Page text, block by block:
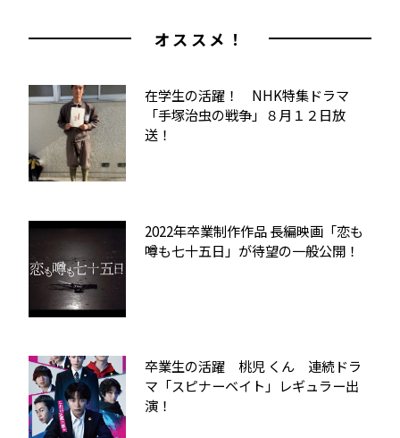
オススメ！
在学生の活躍！ NHK特集ドラマ
「手塚治虫の戦争」８月１２日放
送！
2022年卒業制作作品 長編映画「恋も
噂も七十五日」が待望の一般公開！
卒業生の活躍 桃児 くん 連続ドラ
マ「スピナーベイト」レギュラー出
演！